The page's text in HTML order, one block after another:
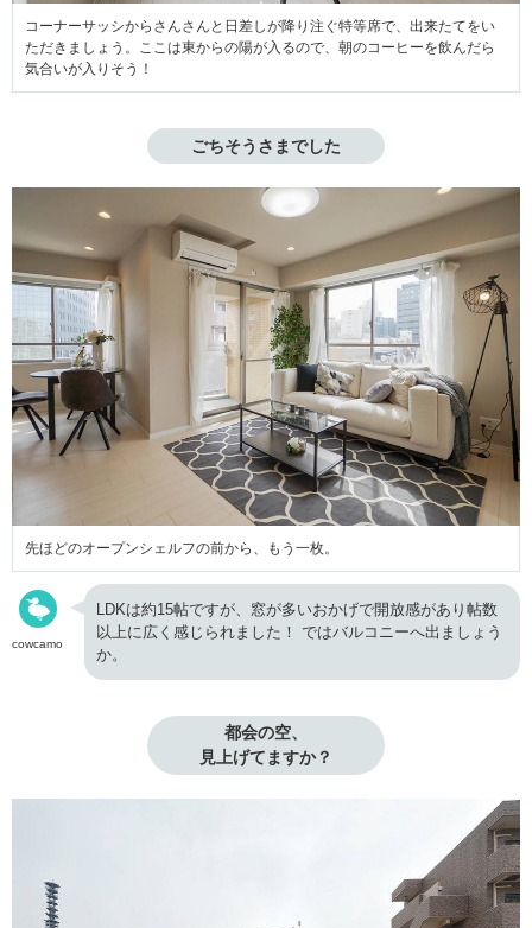
コーナーサッシからさんさんと日差しが降り注ぐ特等席で、出来たてをい
ただきましょう。ここは東からの陽が入るので、朝のコーヒーを飲んだら
気合いが入りそう！
ごちそうさまでした
先ほどのオープンシェルフの前から、もう一枚。
cowcamo
LDKは約15帖ですが、窓が多いおかげで開放感があり帖数
以上に広く感じられました！ ではバルコニーへ出ましょう
か。
都会の空、
見上げてますか？